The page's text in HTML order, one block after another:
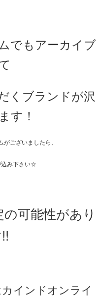
でもアーカイブ
くブランドが沢
す！
ございましたら、
込み下さい☆
可能性があり
インドオンライ